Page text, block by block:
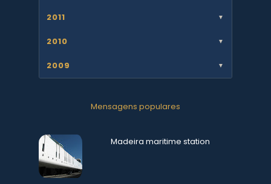
2011 ▼
2010 ▼
2009 ▼
Mensagens populares
Madeira maritime station